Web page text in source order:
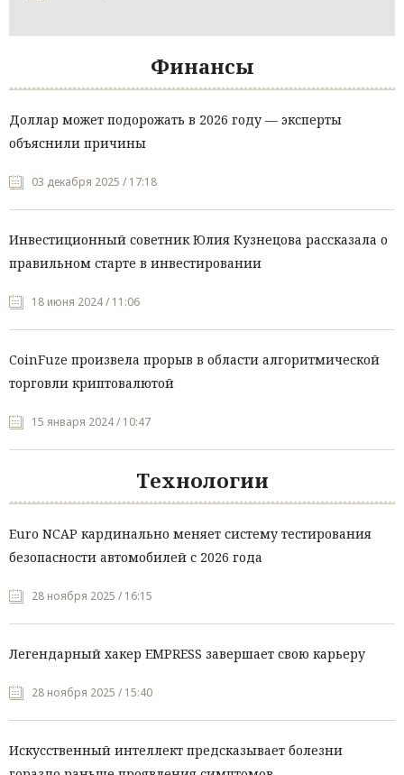
Финансы
Доллар может подорожать в 2026 году — эксперты
объяснили причины
03 декабря 2025 / 17:18
Инвестиционный советник Юлия Кузнецова рассказала о
правильном старте в инвестировании
18 июня 2024 / 11:06
CoinFuze произвела прорыв в области алгоритмической
торговли криптовалютой
15 января 2024 / 10:47
Технологии
Euro NCAP кардинально меняет систему тестирования
безопасности автомобилей с 2026 года
28 ноября 2025 / 16:15
Легендарный хакер EMPRESS завершает свою карьеру
28 ноября 2025 / 15:40
Искусственный интеллект предсказывает болезни